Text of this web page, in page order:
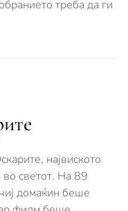
треба да ги
највиското
во светот. На 89
домаќин беше